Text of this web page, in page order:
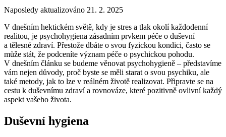
Naposledy aktualizováno 21. 2. 2025
V dnešním hektickém světě, kdy je stres a tlak okolí každodenní
realitou, je psychohygiena zásadním prvkem péče o duševní
a tělesné zdraví. Přestože dbáte o svou fyzickou kondici, často se
může stát, že podceníte význam péče o psychickou pohodu.
V dnešním článku se budeme věnovat psychohygieně – představíme
vám nejen důvody, proč byste se měli starat o svou psychiku, ale
také metody, jak to lze v reálném životě realizovat. Připravte se na
cestu k duševnímu zdraví a rovnováze, které pozitivně ovlivní každý
aspekt vašeho života.
Duševní hygiena